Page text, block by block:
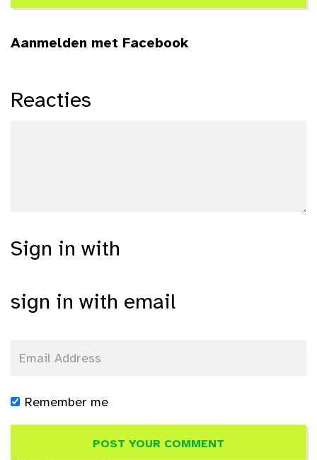
Aanmelden met Facebook
Reacties
Sign in with
sign in with email
Remember me